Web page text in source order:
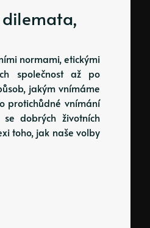
normami, etickými
společnost až po
jakým vnímáme
protichůdné vnímání
dobrých životních
toho, jak naše volby